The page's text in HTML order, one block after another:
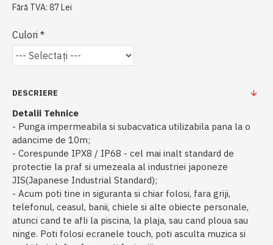
Fără TVA: 87 Lei
Culori
DESCRIERE
Detalii Tehnice
- Punga impermeabila si subacvatica utilizabila pana la o
adancime de 10m;
- Corespunde IPX8 / IP68 - cel mai inalt standard de
protectie la praf si umezeala al industriei japoneze
JIS(Japanese Industrial Standard);
- Acum poti tine in siguranta si chiar folosi, fara griji,
telefonul, ceasul, banii, chiele si alte obiecte personale,
atunci cand te afli la piscina, la plaja, sau cand ploua sau
ninge. Poti folosi ecranele touch, poti asculta muzica si